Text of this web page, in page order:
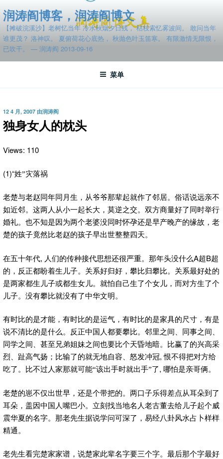
至
容
润涛阎博客，润涛阎博文
【摊破浣溪沙】老树忆当年 冷水秋烟夕日残， 枯枝索忆雾波间。 敢问当年
谁更茂？ 洛神叹。 夏俯荷花心底热， 秋抛色叶玉笛寒。 有限激情无限恨，
已吹干。 — 润涛阎 2013-09-16
菜单
发
布
于
12 4 月, 2007 由润涛阎
独身女人的枕头
Views: 110
(1)“姓”灾落祸
老楚与老赵同年同月生，从爷爷那辈起就作了邻居。俗话说远亲不
如近邻。这两人从小一起长大，莫逆之交。双方商量好了同时举行
婚礼。也不知是因为两个老婆没同时怀孕还是早产晚产的缘故，老
楚的孩子竟然比老赵的孩子早出世整整四天。
在五十年代, 人们的传种接代思想还很严重。那年头没什么A超B超
的，反正都盼着生儿子。关系好归好，攀比归攀比。关系最好处的
是两家都生儿子或都生女儿。就怕自己生了个女儿，而对方生了个
儿子。没有攀比就没有了中华文明。
有时比的是才能，有时比的是运气，有时比的是家具的尺寸，有是
说不清比的是什么。反正中国人都要攀比。邻里之间、同事之间、
同学之间、甚至兄弟姐妹之间也要比个天昏地暗。比赢了的兴高采
烈、趾高气扬；比输了的就无地自容、怒发冲冠,恨不得把对方给
吃了。比不过人家那就可能“该出手时就出手”了, 哪怕是亲哥俩。
老楚的崽不仅出世早，还是个带把的。两口子乐得差点从耳朵到了
耳朵，盖因中国人嘴巴小。立刻找当地名人老古董去给儿子起个威
震华夏的名字。那老先生据说学问可深了，易经八卦风水占卜样样
精通。
老先生看完楚家家谱，说楚家此辈名字要三个字。最后那个字最好